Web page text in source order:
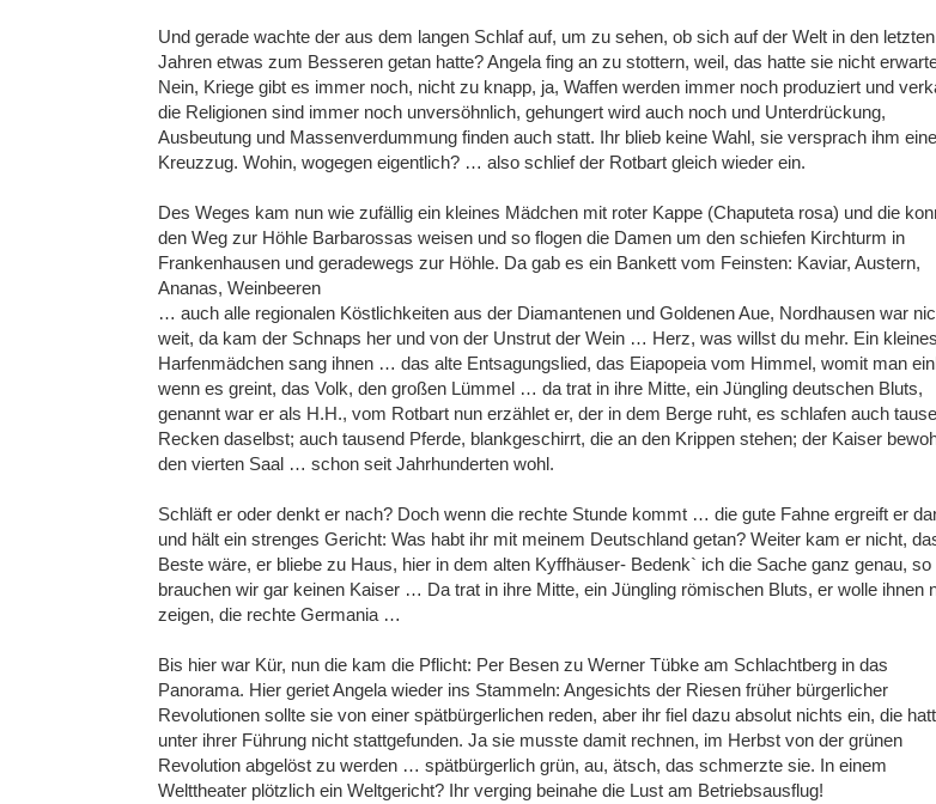
Und gerade wachte der aus dem langen Schlaf auf, um zu sehen, ob sich auf der Welt in den
Jahren etwas zum Besseren getan hatte? Angela fing an zu stottern, weil, das hatte sie nicht
Nein, Kriege gibt es immer noch, nicht zu knapp, ja, Waffen werden immer noch produziert und
die Religionen sind immer noch unversöhnlich, gehungert wird auch noch und Unterdrückung,
Ausbeutung und Massenverdummung finden auch statt. Ihr blieb keine Wahl, sie versprach ihm
Kreuzzug. Wohin, wogegen eigentlich? … also schlief der Rotbart gleich wieder ein.
Des Weges kam nun wie zufällig ein kleines Mädchen mit roter Kappe (Chaputeta rosa) und die
den Weg zur Höhle Barbarossas weisen und so flogen die Damen um den schiefen Kirchturm in
Frankenhausen und geradewegs zur Höhle. Da gab es ein Bankett vom Feinsten: Kaviar, Austern,
Ananas, Weinbeeren
… auch alle regionalen Köstlichkeiten aus der Diamantenen und Goldenen Aue, Nordhausen war
weit, da kam der Schnaps her und von der Unstrut der Wein … Herz, was willst du mehr. Ein kleines
Harfenmädchen sang ihnen … das alte Entsagungslied, das Eiapopeia vom Himmel, womit man
wenn es greint, das Volk, den großen Lümmel … da trat in ihre Mitte, ein Jüngling deutschen Bluts,
genannt war er als H.H., vom Rotbart nun erzählet er, der in dem Berge ruht, es schlafen auch
Recken daselbst; auch tausend Pferde, blankgeschirrt, die an den Krippen stehen; der Kaiser
den vierten Saal … schon seit Jahrhunderten wohl.
Schläft er oder denkt er nach? Doch wenn die rechte Stunde kommt … die gute Fahne ergreift er
und hält ein strenges Gericht: Was habt ihr mit meinem Deutschland getan? Weiter kam er nicht,
Beste wäre, er bliebe zu Haus, hier in dem alten Kyffhäuser- Bedenk` ich die Sache ganz genau, so
brauchen wir gar keinen Kaiser … Da trat in ihre Mitte, ein Jüngling römischen Bluts, er wolle ihnen
zeigen, die rechte Germania …
Bis hier war Kür, nun die kam die Pflicht: Per Besen zu Werner Tübke am Schlachtberg in das
Panorama. Hier geriet Angela wieder ins Stammeln: Angesichts der Riesen früher bürgerlicher
Revolutionen sollte sie von einer spätbürgerlichen reden, aber ihr fiel dazu absolut nichts ein, die
unter ihrer Führung nicht stattgefunden. Ja sie musste damit rechnen, im Herbst von der grünen
Revolution abgelöst zu werden … spätbürgerlich grün, au, ätsch, das schmerzte sie. In einem
Welttheater plötzlich ein Weltgericht? Ihr verging beinahe die Lust am Betriebsausflug!